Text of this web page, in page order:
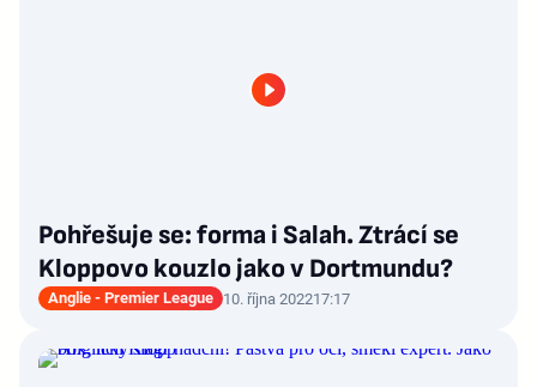
Pohřešuje se: forma i Salah. Ztrácí se
Kloppovo kouzlo jako v Dortmundu?
Anglie - Premier League 10. října 202217:17